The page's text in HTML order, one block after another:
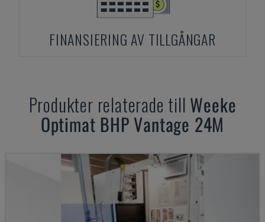
FINANSIERING AV TILLGÅNGAR
Produkter relaterade till Weeke
Optimat BHP Vantage 24M